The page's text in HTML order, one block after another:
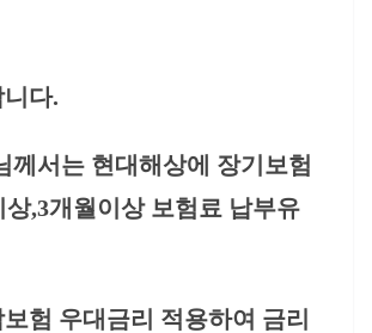
다.
께서는 현대해상에 장기보험
상,3개월이상 보험료 납부유
험 우대금리 적용하여 금리